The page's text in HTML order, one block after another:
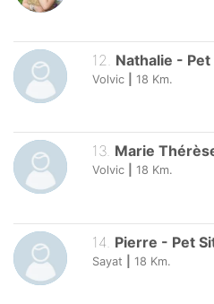
12. Nathalie -
Volvic 18 Km.
13. Marie
Volvic 18 Km.
14 Pierre - Pet
Sayat 18 Km.